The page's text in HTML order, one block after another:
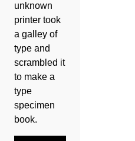
unknown
printer took
a galley of
type and
scrambled it
to make a
type
specimen
book.